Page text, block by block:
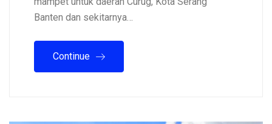
Banten dan sekitarnya…
Continue